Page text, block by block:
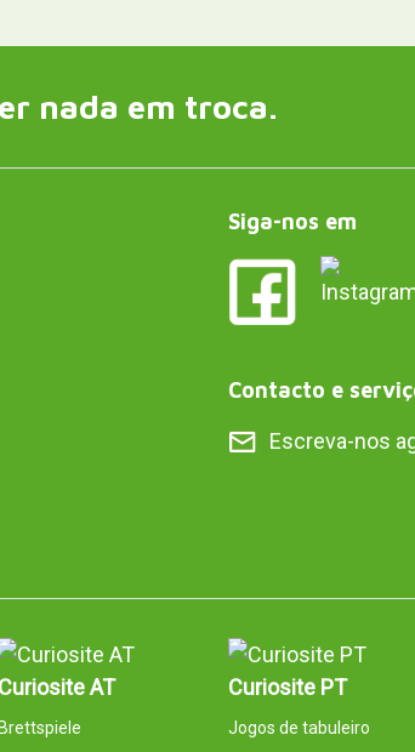
nada em troca.
Siga-nos em
Contacto e
Escreva-nos
Curiosite AT
Brettspiele
Curiosite PT
Jogos de tabuleiro